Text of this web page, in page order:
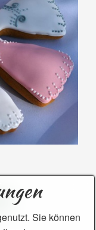
Sie können